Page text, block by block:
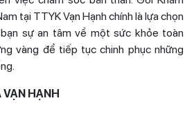
tại TTYK Vạn Hạnh chính là lựa chọn
sự an tâm về một sức khỏe toàn
vàng để tiếp tục chinh phục những
HẠNH